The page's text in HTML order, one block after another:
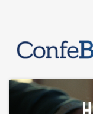
principal